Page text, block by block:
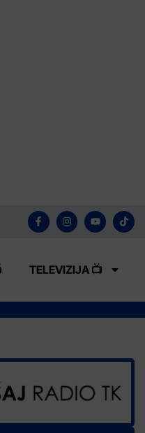
TELEVIZIJA 📺